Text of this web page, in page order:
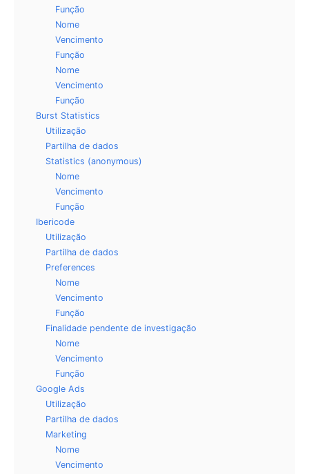
Função
Nome
Vencimento
Função
Nome
Vencimento
Função
Burst Statistics
Utilização
Partilha de dados
Statistics (anonymous)
Nome
Vencimento
Função
Ibericode
Utilização
Partilha de dados
Preferences
Nome
Vencimento
Função
Finalidade pendente de investigação
Nome
Vencimento
Função
Google Ads
Utilização
Partilha de dados
Marketing
Nome
Vencimento